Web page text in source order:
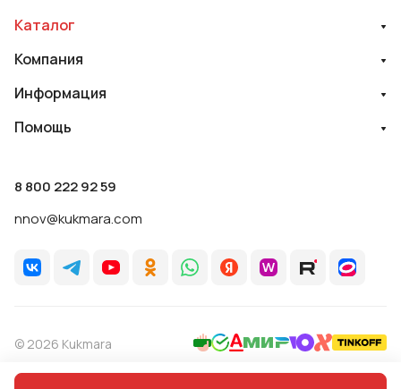
Каталог
Компания
Информация
Помощь
8 800 222 92 59
nnov@kukmara.com
© 2026 Kukmara
Политика обработки персональных данных